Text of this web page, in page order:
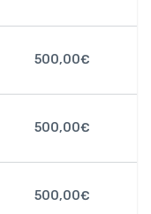
500,00€
500,00€
500,00€